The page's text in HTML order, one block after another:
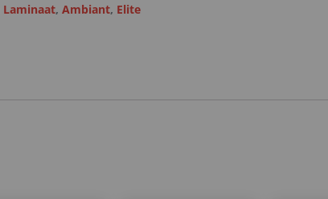
Laminaat, Ambiant, Elite